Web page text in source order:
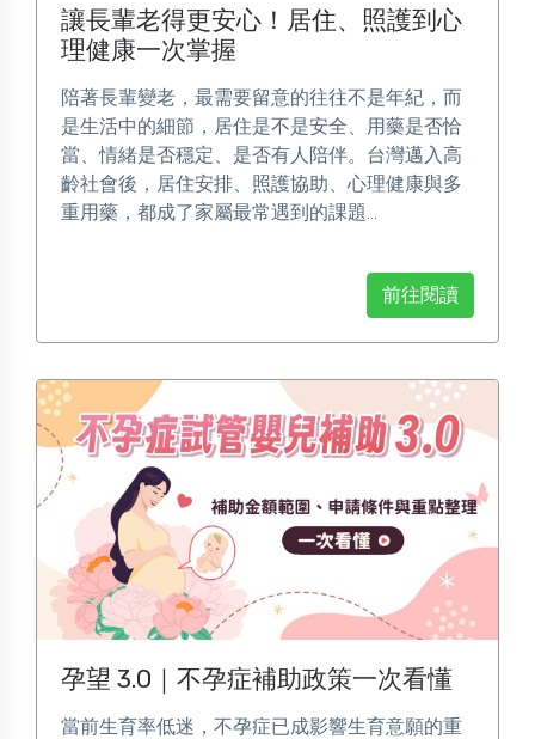
讓長輩老得更安心！居住、照護到心
理健康一次掌握
陪著長輩變老，最需要留意的往往不是年紀，而
是生活中的細節，居住是不是安全、用藥是否恰
當、情緒是否穩定、是否有人陪伴。台灣邁入高
齡社會後，居住安排、照護協助、心理健康與多
重用藥，都成了家屬最常遇到的課題...
前往閱讀
孕望 3.0｜不孕症補助政策一次看懂
當前生育率低迷，不孕症已成影響生育意願的重